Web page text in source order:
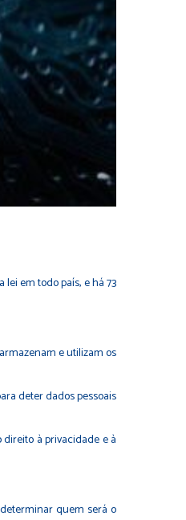
em todo país, e há 73
e utilizam os
deter dados pessoais
à privacidade e à
quem será o